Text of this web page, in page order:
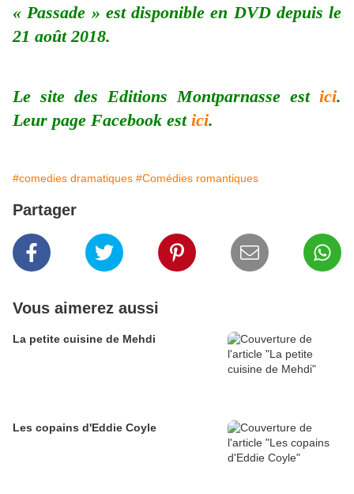
« Passade » est disponible en DVD depuis le
21 août 2018.
Le site des Editions Montparnasse est ici.
Leur page Facebook est ici.
#comedies dramatiques #Comédies romantiques
Partager
Vous aimerez aussi
La petite cuisine de Mehdi
Les copains d'Eddie Coyle